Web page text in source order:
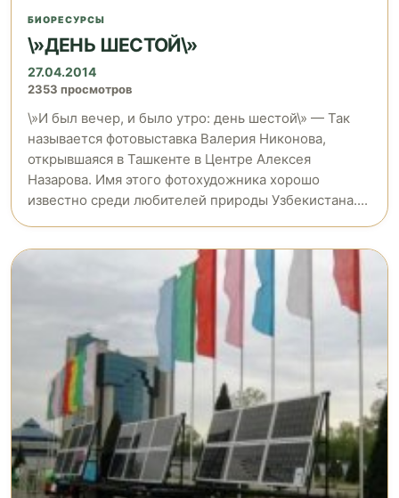
БИОРЕСУРСЫ
\»ДЕНЬ ШЕСТОЙ\»
27.04.2014
2353 просмотров
\»И был вечер, и было утро: день шестой\» — Так
называется фотовыставка Валерия Никонова,
открывшаяся в Ташкенте в Центре Алексея
Назарова. Имя этого фотохудожника хорошо
известно среди любителей природы Узбекистана....